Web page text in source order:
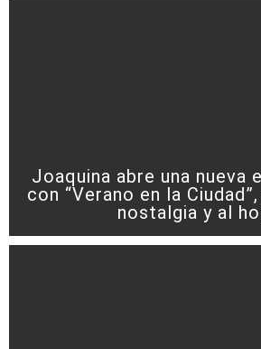
Joaquina abre una nueva
con “Verano en la
nostalgia y al